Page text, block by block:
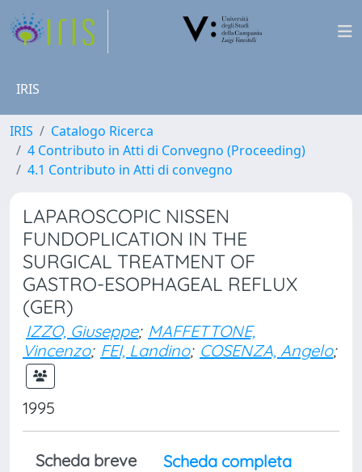
IRIS
IRIS
Catalogo Ricerca
4 Contributo in Atti di Convegno (Proceeding)
4.1 Contributo in Atti di convegno
LAPAROSCOPIC NISSEN
FUNDOPLICATION IN THE
SURGICAL TREATMENT OF
GASTRO-ESOPHAGEAL REFLUX
(GER)
IZZO, Giuseppe; MAFFETTONE,
Vincenzo; FEI, Landino; COSENZA, Angelo;
1995
Scheda breve
Scheda completa